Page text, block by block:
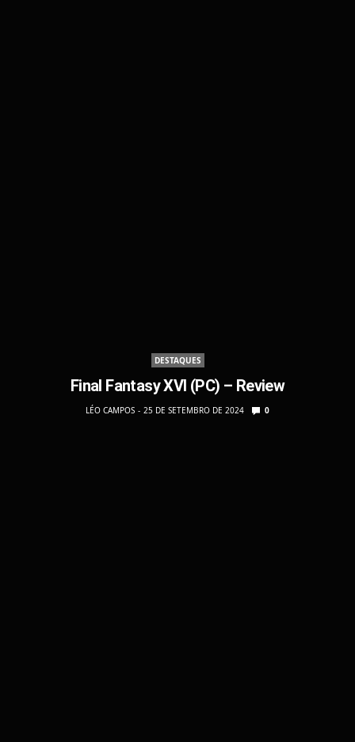
DESTAQUES
Final Fantasy XVI (PC) – Review
LÉO CAMPOS 25 DE SETEMBRO DE 2024 0